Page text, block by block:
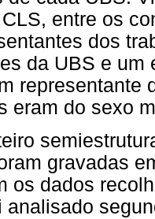
entre os
dos
da UBS e um
representante
eram do sexo
gravadas
os dados
analisado